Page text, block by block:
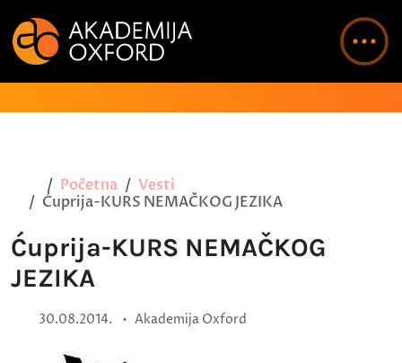
Početna
Vesti
Ćuprija-KURS NEMAČKOG JEZIKA
Ćuprija-KURS NEMAČKOG
JEZIKA
30.08.2014. • Akademija Oxford